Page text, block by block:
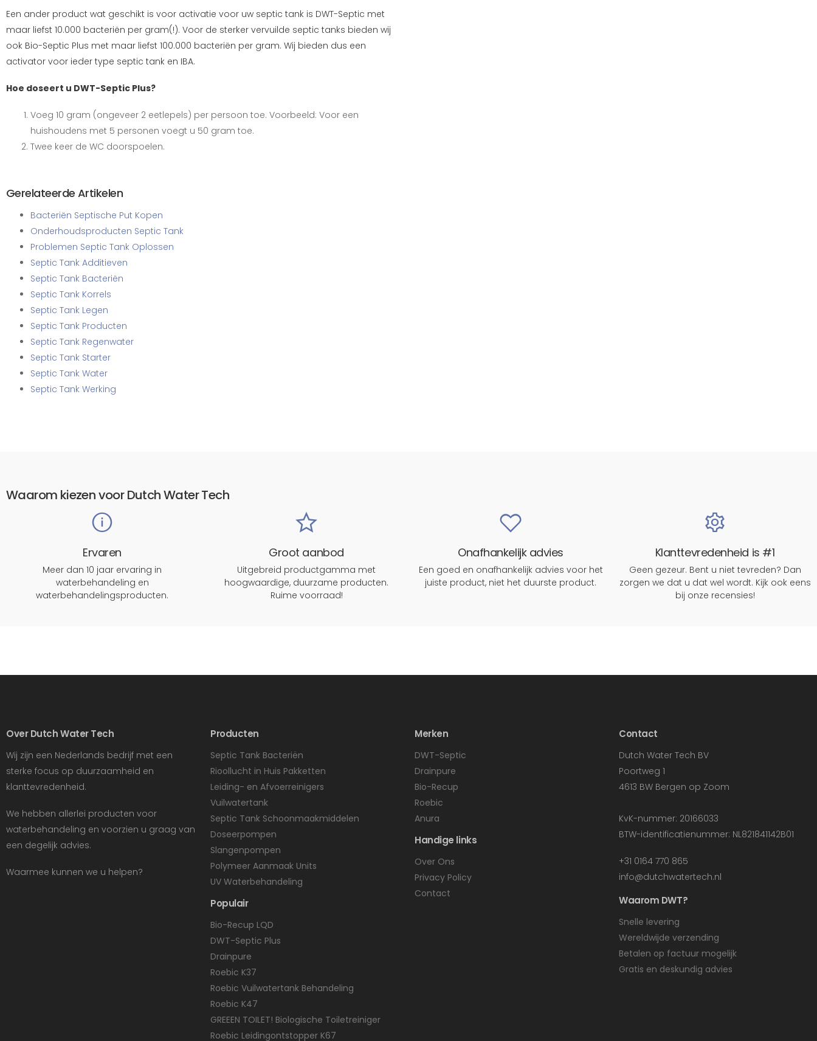
Een ander product wat geschikt is voor activatie voor uw septic tank is DWT-Septic met
maar liefst 10.000 bacteriën per gram(!). Voor de sterker vervuilde septic tanks bieden wij
ook Bio-Septic Plus met maar liefst 100.000 bacteriën per gram. Wij bieden dus een
activator voor ieder type septic tank en IBA.
Hoe doseert u DWT-Septic Plus?
Voeg 10 gram (ongeveer 2 eetlepels) per persoon toe. Voorbeeld: Voor een
huishoudens met 5 personen voegt u 50 gram toe.
Twee keer de WC doorspoelen.
Gerelateerde Artikelen
Bacteriën Septische Put Kopen
Onderhoudsproducten Septic Tank
Problemen Septic Tank Oplossen
Septic Tank Additieven
Septic Tank Bacteriën
Septic Tank Korrels
Septic Tank Legen
Septic Tank Producten
Septic Tank Regenwater
Septic Tank Starter
Septic Tank Water
Septic Tank Werking
Waarom kiezen voor Dutch Water Tech
Ervaren
Meer dan 10 jaar ervaring in
waterbehandeling en
waterbehandelingsproducten.
Groot aanbod
Uitgebreid productgamma met
hoogwaardige, duurzame producten.
Ruime voorraad!
Onafhankelijk advies
Een goed en onafhankelijk advies voor het
juiste product, niet het duurste product.
Klanttevredenheid is #1
Geen gezeur. Bent u niet tevreden? Dan
zorgen we dat u dat wel wordt. Kijk ook eens
bij onze recensies!
Over Dutch Water Tech
Wij zijn een Nederlands bedrijf met een
sterke focus op duurzaamheid en
klanttevredenheid.
We hebben allerlei producten voor
waterbehandeling en voorzien u graag van
een degelijk advies.
Waarmee kunnen we u helpen?
Producten
Septic Tank Bacteriën
Rioollucht in Huis Pakketten
Leiding- en Afvoerreinigers
Vuilwatertank
Septic Tank Schoonmaakmiddelen
Doseerpompen
Slangenpompen
Polymeer Aanmaak Units
UV Waterbehandeling
Populair
Bio-Recup LQD
DWT-Septic Plus
Drainpure
Roebic K37
Roebic Vuilwatertank Behandeling
Roebic K47
GREEEN TOILET! Biologische Toiletreiniger
Roebic Leidingontstopper K67
Merken
DWT-Septic
Drainpure
Bio-Recup
Roebic
Anura
Handige links
Over Ons
Privacy Policy
Contact
Contact
Dutch Water Tech BV
Poortweg 1
4613 BW Bergen op Zoom
KvK-nummer: 20166033
BTW-identificatienummer: NL821841142B01
+31 0164 770 865
info@dutchwatertech.nl
Waarom DWT?
Snelle levering
Wereldwijde verzending
Betalen op factuur mogelijk
Gratis en deskundig advies